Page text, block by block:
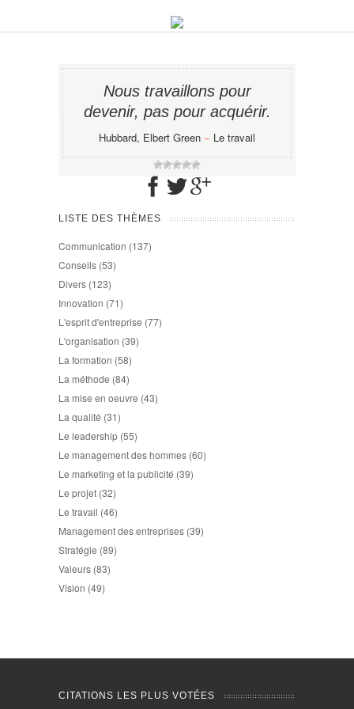
Nous travaillons pour
devenir, pas pour acquérir.
Hubbard, Elbert Green − Le travail
LISTE DES THÈMES
Communication (137)
Conseils (53)
Divers (123)
Innovation (71)
L'esprit d'entreprise (77)
L'organisation (39)
La formation (58)
La méthode (84)
La mise en oeuvre (43)
La qualité (31)
Le leadership (55)
Le management des hommes (60)
Le marketing et la publicité (39)
Le projet (32)
Le travail (46)
Management des entreprises (39)
Stratégie (89)
Valeurs (83)
Vision (49)
CITATIONS LES PLUS VOTÉES